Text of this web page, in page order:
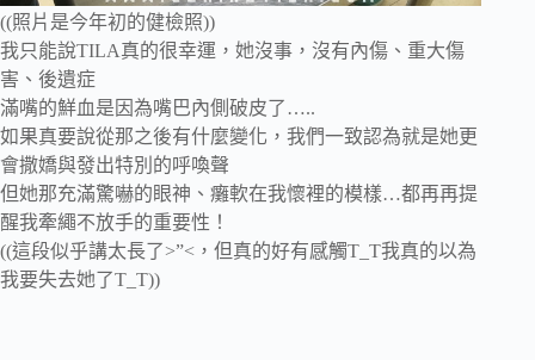
((照片是今年初的健檢照))
我只能說TILA真的很幸運，她沒事，沒有內傷、重大傷
害、後遺症
滿嘴的鮮血是因為嘴巴內側破皮了…..
如果真要說從那之後有什麼變化，我們一致認為就是她更
會撒嬌與發出特別的呼喚聲
但她那充滿驚嚇的眼神、癱軟在我懷裡的模樣…都再再提
醒我牽繩不放手的重要性！
((這段似乎講太長了>”<，但真的好有感觸T_T我真的以為
我要失去她了T_T))